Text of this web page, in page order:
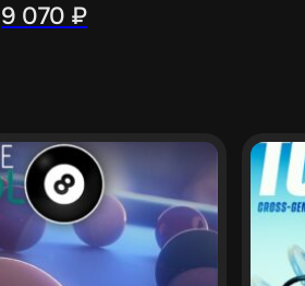
9 070 ₽